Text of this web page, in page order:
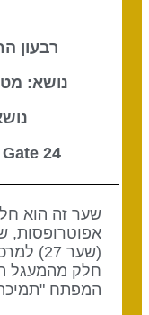
רבעון
נושא:
24 Gate 03 <
> Gate
שער זה הוא
אפוטרופסות,
חלק מהמעגל
המפתח